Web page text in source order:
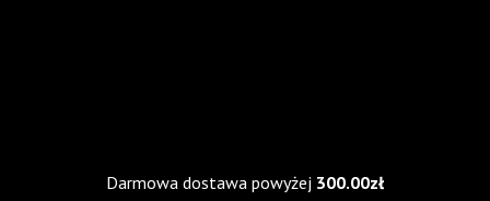
Copyright © KAWA SP. Z O.O. | Projekt NO.ONE
Darmowa dostawa powyżej 300.00zł